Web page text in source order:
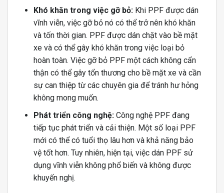
Khó khăn trong việc gỡ bỏ:Khi PPF được dán
vĩnh viễn, việc gỡ bỏ nó có thể trở nên khó khăn
và tốn thời gian. PPF được dán chặt vào bề mặt
xe và có thể gây khó khăn trong việc loại bỏ
hoàn toàn. Việc gỡ bỏ PPF một cách không cẩn
thận có thể gây tổn thương cho bề mặt xe và cần
sự can thiệp từ các chuyên gia để tránh hư hỏng
không mong muốn.
Phát triển công nghệ:Công nghệ PPF đang
tiếp tục phát triển và cải thiện. Một số loại PPF
mới có thể có tuổi thọ lâu hơn và khả năng bảo
vệ tốt hơn. Tuy nhiên, hiện tại, việc dán PPF sử
dụng vĩnh viễn không phổ biến và không được
khuyến nghị.